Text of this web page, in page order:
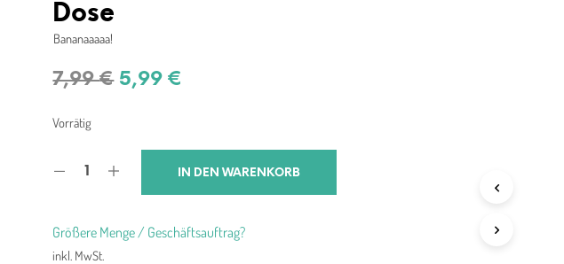
Dose
Bananaaaaa!
7,99€ Ursprünglicher
7,99 €
5,99€
5,99 €.
Vorrätig
IN DEN WARENKORB
Größere Menge / Geschäftsauftrag?
inkl. MwSt.